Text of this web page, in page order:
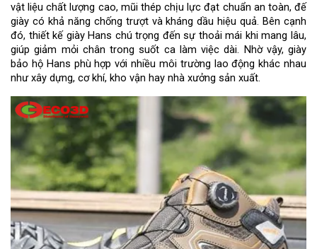
vật liệu chất lượng cao, mũi thép chịu lực đạt chuẩn an toàn, đế
giày có khả năng chống trượt và kháng dầu hiệu quả. Bên cạnh
đó, thiết kế giày Hans chú trọng đến sự thoải mái khi mang lâu,
giúp giảm mỏi chân trong suốt ca làm việc dài. Nhờ vậy, giày
bảo hộ Hans phù hợp với nhiều môi trường lao động khác nhau
như xây dựng, cơ khí, kho vận hay nhà xưởng sản xuất.